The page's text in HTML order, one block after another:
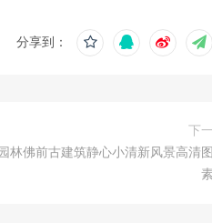
分享到：
下
林佛前古建筑静心小清新风景高清